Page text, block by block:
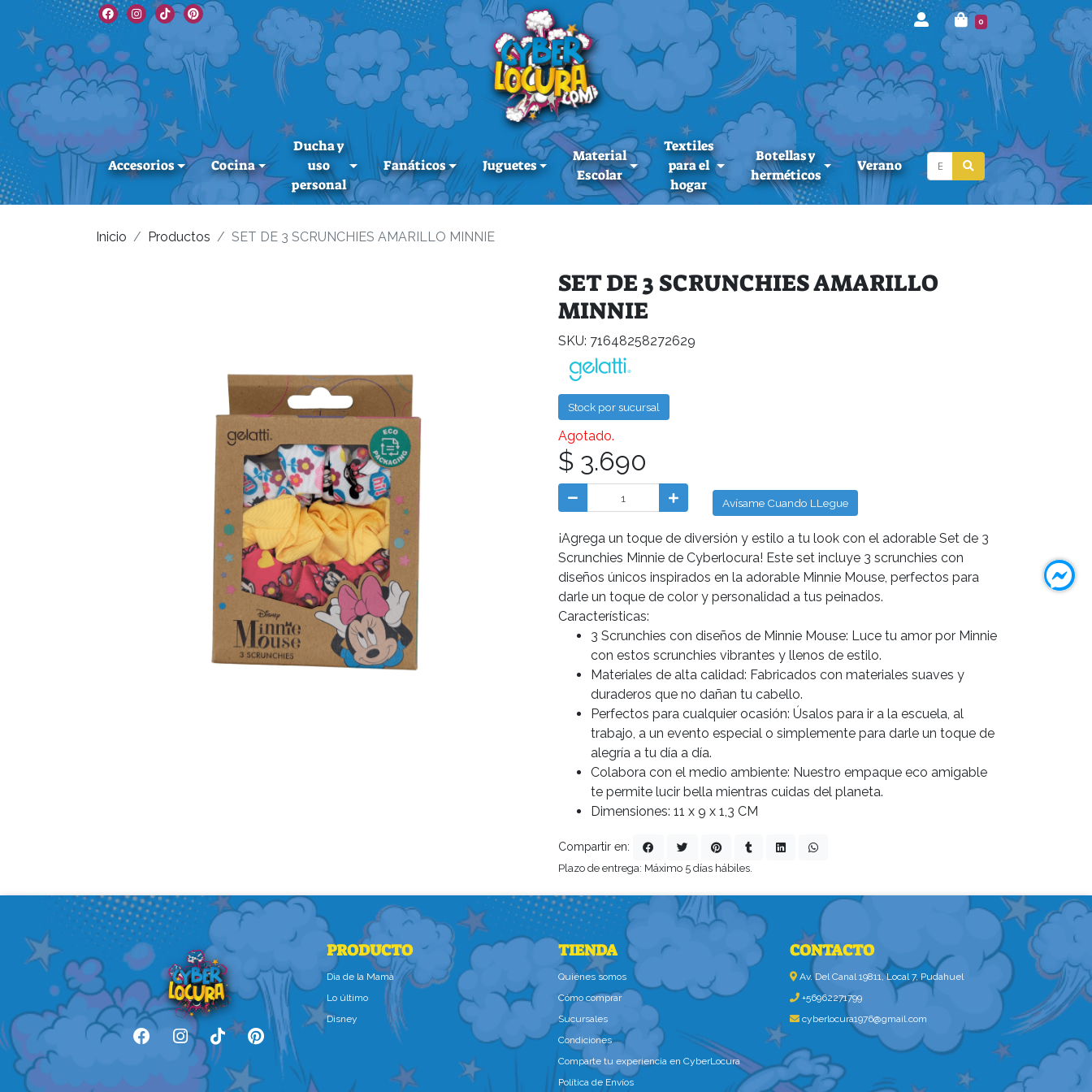
0
Accesorios Cocina
Ducha y
uso
personal
Fanáticos Juguetes
Material
Escolar
Textiles
para el
hogar
Botellas y
herméticos
Verano
Inicio Productos SET DE 3 SCRUNCHIES AMARILLO MINNIE
SET DE 3 SCRUNCHIES AMARILLO
MINNIE
SKU: 71648258272629
Stock por sucursal
Agotado.
$ 3.690
Avísame Cuando LLegue
¡Agrega un toque de diversión y estilo a tu look con el adorable Set de 3
Scrunchies Minnie de Cyberlocura! Este set incluye 3 scrunchies con
diseños únicos inspirados en la adorable Minnie Mouse, perfectos para
darle un toque de color y personalidad a tus peinados.
Características:
3 Scrunchies con diseños de Minnie Mouse: Luce tu amor por Minnie
con estos scrunchies vibrantes y llenos de estilo.
Materiales de alta calidad: Fabricados con materiales suaves y
duraderos que no dañan tu cabello.
Perfectos para cualquier ocasión: Úsalos para ir a la escuela, al
trabajo, a un evento especial o simplemente para darle un toque de
alegría a tu día a día.
Colabora con el medio ambiente: Nuestro empaque eco amigable
te permite lucir bella mientras cuidas del planeta.
Dimensiones: 11 x 9 x 1,3 CM
Compartir en:
Plazo de entrega: Máximo 5 días hábiles.
PRODUCTO
Dìa de la Mamà
Lo último
Disney
TIENDA
Quiénes somos
Cómo comprar
Sucursales
Condiciones
Comparte tu experiencia en CyberLocura
Política de Envíos
CONTACTO
Av. Del Canal 19811, Local 7, Pudahuel
+56962271799
cyberlocura1976@gmail.com